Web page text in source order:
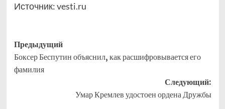
Источник:vesti.ru
Навигация
записи
Предыдущий
Боксер Беспутин объяснил, как расшифровывается его
фамилия
Следующий:
Умар Кремлев удостоен ордена Дружбы